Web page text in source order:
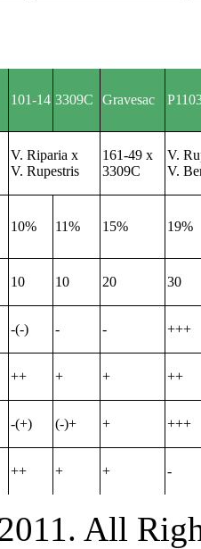
101-14 3309C Gravesac
V. Riparia x
V. Rupestris
161-49 x
3309C
V.
V.
10% 11% 15% 19%
10 10 20 30
-(-) - - +++
++ + + ++
-(+) (-)+ + +++
++ + + -
All